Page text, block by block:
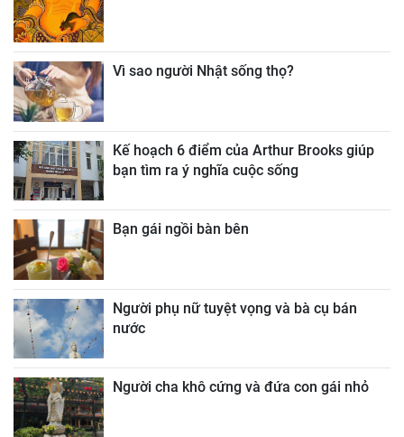
Vì sao người Nhật sống thọ?
Kế hoạch 6 điểm của Arthur Brooks giúp
bạn tìm ra ý nghĩa cuộc sống
Bạn gái ngồi bàn bên
Người phụ nữ tuyệt vọng và bà cụ bán
nước
Người cha khô cứng và đứa con gái nhỏ